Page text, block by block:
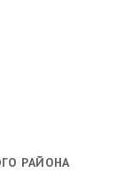
РАЙОНА